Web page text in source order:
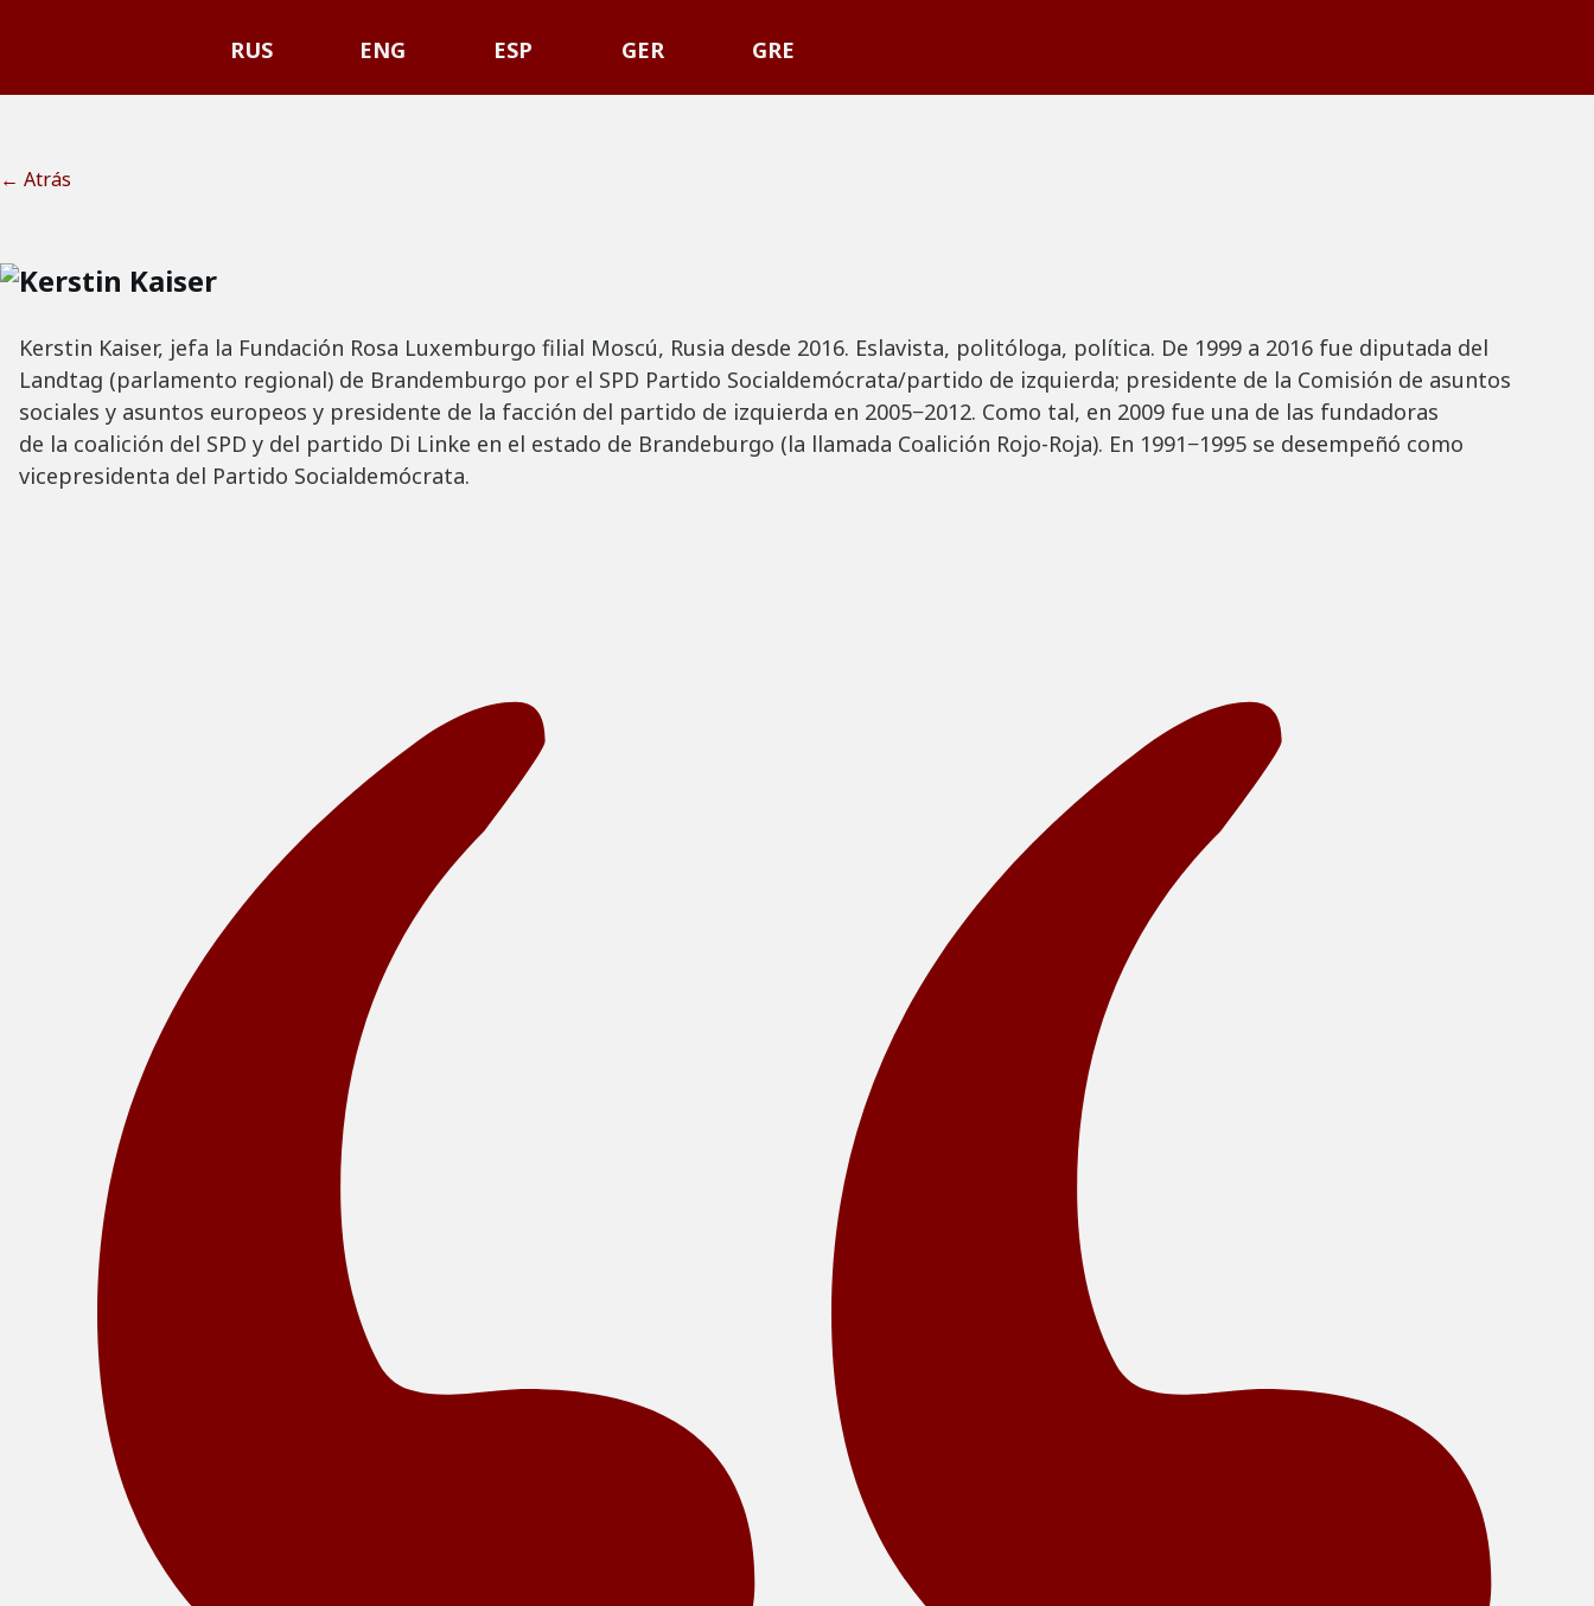
RUS ENG ESP GER GRE
← Atrás
Kerstin Kaiser
Kerstin Kaiser, jefa la Fundación Rosa Luxemburgo filial Moscú, Rusia desde 2016. Eslavista, politóloga, política. De 1999 a 2016 fue diputada del
Landtag (parlamento regional) de Brandemburgo por el SPD Partido Socialdemócrata/partido de izquierda; presidente de la Comisión de asuntos
sociales y asuntos europeos y presidente de la facción del partido de izquierda en 2005−2012. Como tal, en 2009 fue una de las fundadoras
de la coalición del SPD y del partido Di Linke en el estado de Brandeburgo (la llamada Coalición Rojo-Roja). En 1991−1995 se desempeñó como
vicepresidenta del Partido Socialdemócrata.